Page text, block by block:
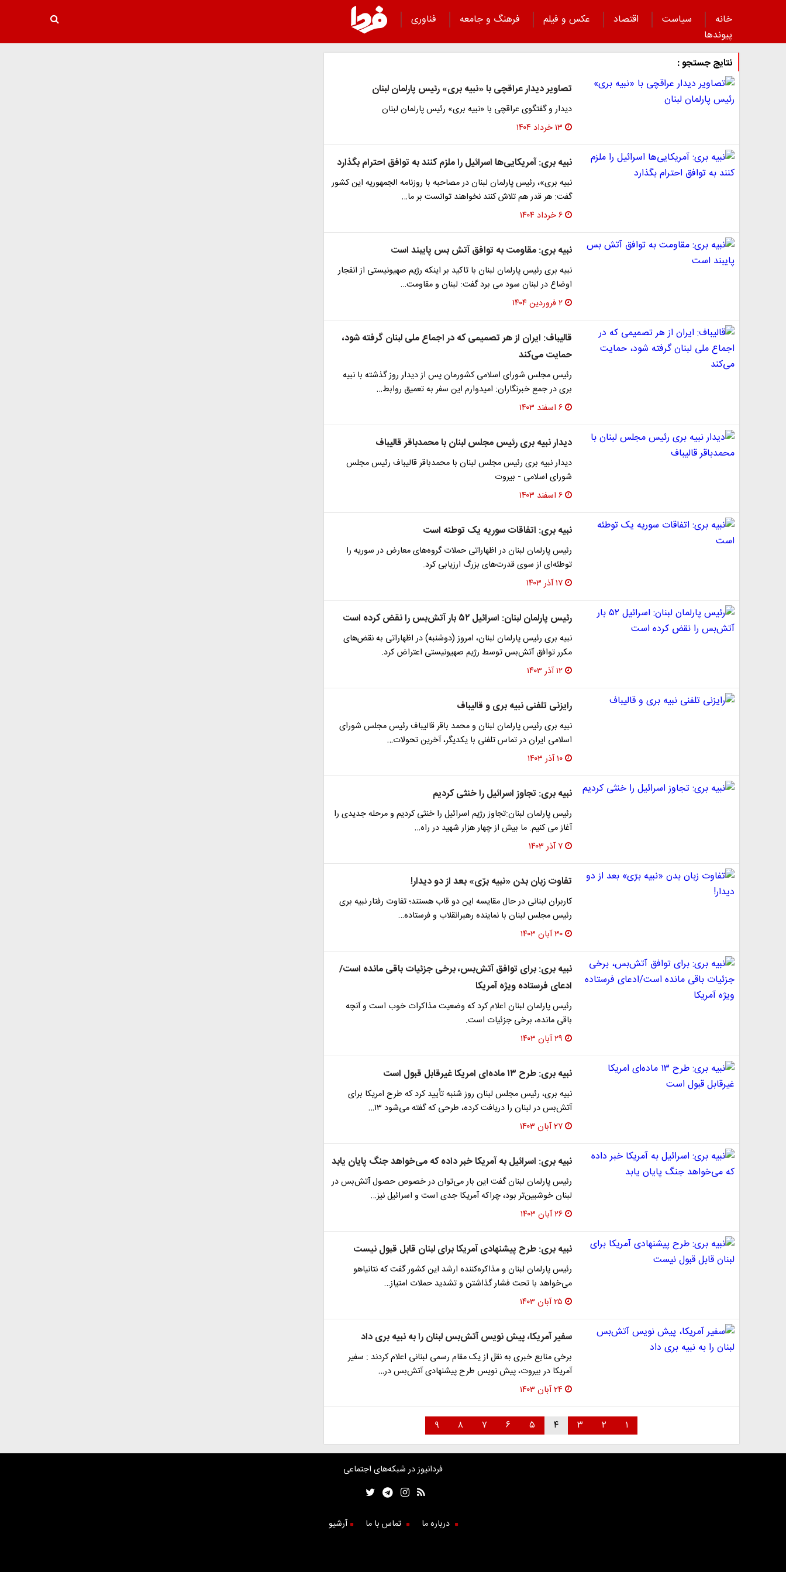
خانه سیاست اقتصاد عکس و فیلم فرهنگ و جامعه
فناوری
پیوند‌ها
نتایج جستجو :
تصاویر دیدار عراقچی با «نبیه بری» رئیس پارلمان لبنان
دیدار و گفتگوی عراقچی با «نبیه بری» رئیس پارلمان لبنان
۱۳ خرداد ۱۴۰۴
نبیه بری: آمریکایی‌ها اسرائیل را ملزم کنند به توافق احترام بگذارد
نبیه بری»، رئیس پارلمان لبنان در مصاحبه با روزنامه الجمهوریه این کشور
گفت: هر قدر هم تلاش کنند نخواهند توانست بر ما…
۶ خرداد ۱۴۰۴
نبیه بری: مقاومت به توافق آتش بس پایبند است
نبیه بری رئیس پارلمان لبنان با تاکید بر اینکه رژیم صهیونیستی از انفجار
اوضاع در لبنان سود می برد گفت: لبنان و مقاومت…
۲ فروردین ۱۴۰۴
قالیباف: ایران از هر تصمیمی که در اجماع ملی لبنان گرفته شود،
حمایت می‌کند
رئیس مجلس شورای اسلامی کشورمان پس از دیدار روز گذشته با نبیه
بری در جمع خبرنگاران: امیدوارم این سفر به تعمیق روابط…
۶ اسفند ۱۴۰۳
دیدار نبیه بری رئیس مجلس لبنان با محمدباقر قالیباف
دیدار نبیه بری رئیس مجلس لبنان با محمدباقر قالیباف رئیس مجلس
شورای اسلامی - بیروت
۶ اسفند ۱۴۰۳
نبیه بری: اتفاقات سوریه یک توطئه است
رئیس پارلمان لبنان در اظهاراتی حملات گروه‌های معارض در سوریه را
توطئه‌ای از سوی قدرت‌های بزرگ ارزیابی کرد.
۱۷ آذر ۱۴۰۳
رئیس پارلمان لبنان: اسرائیل ۵۲ بار آتش‌بس را نقض کرده است
نبیه بری رئیس پارلمان لبنان، امروز (دوشنبه) در اظهاراتی به نقض‌های
مکرر توافق آتش‌بس توسط رژیم صهیونیستی اعتراض کرد.
۱۲ آذر ۱۴۰۳
رایزنی تلفنی نبیه بری و قالیباف
نبیه بری رئیس پارلمان لبنان و محمد باقر قالیباف رئیس مجلس شورای
اسلامی ایران در تماس تلفنی با یکدیگر، آخرین تحولات…
۱۰ آذر ۱۴۰۳
نبیه بری: تجاوز اسرائیل را خنثی کردیم
رئیس پارلمان لبنان:تجاوز رژیم اسرائیل را خنثی کردیم و مرحله جدیدی را
آغاز می کنیم. ما بیش از چهار هزار شهید در راه…
۷ آذر ۱۴۰۳
تفاوت زبان بدن «نبیه برّی» بعد از دو دیدار!
کاربران لبنانی‌ در حال مقایسه این دو قاب هستند؛ تفاوت رفتار نبیه بری
رئیس مجلس لبنان با نماینده رهبرانقلاب و فرستاده…
۳۰ آبان ۱۴۰۳
نبیه بری: برای توافق آتش‌بس، برخی جزئیات باقی مانده است/
ادعای فرستاده ویژه آمریکا
رئیس پارلمان لبنان اعلام کرد که وضعیت مذاکرات خوب است و آنچه
باقی مانده، برخی جزئیات است.
۲۹ آبان ۱۴۰۳
نبیه بری: طرح ۱۳ ماده‌ای امریکا غیرقابل قبول است
نبیه بری، رئیس مجلس لبنان روز شنبه تأیید کرد که طرح امریکا برای
آتش‌بس در لبنان را دریافت کرده، طرحی که گفته می‌شود ۱۳…
۲۷ آبان ۱۴۰۳
نبیه بری: اسرائیل به آمریکا خبر داده که می‌خواهد جنگ پایان یابد
رئیس پارلمان لبنان گفت این بار می‌توان در خصوص حصول آتش‌بس در
لبنان خوشبین‌تر بود، چراکه آمریکا جدی است و اسرائیل نیز…
۲۶ آبان ۱۴۰۳
نبیه بری: طرح پیشنهادی آمریکا برای لبنان قابل قبول نیست
رئیس پارلمان لبنان و مذاکره‌کننده ارشد این کشور گفت که نتانیاهو
می‌خواهد با تحت فشار گذاشتن و تشدید حملات امتیاز…
۲۵ آبان ۱۴۰۳
سفیر آمریکا، پیش نویس آتش‌بس لبنان را به نبیه بری داد
برخی منابع خبری به نقل از یک مقام رسمی لبنانی اعلام کردند : سفیر
آمریکا در بیروت، پیش نویس طرح پیشنهادی آتش‌بس در…
۲۴ آبان ۱۴۰۳
۱ ۲ ۳ ۴ ۵ ۶ ۷ ۸ ۹
فردانیوز در شبکه‌های اجتماعی
درباره ما تماس با ما آرشیو